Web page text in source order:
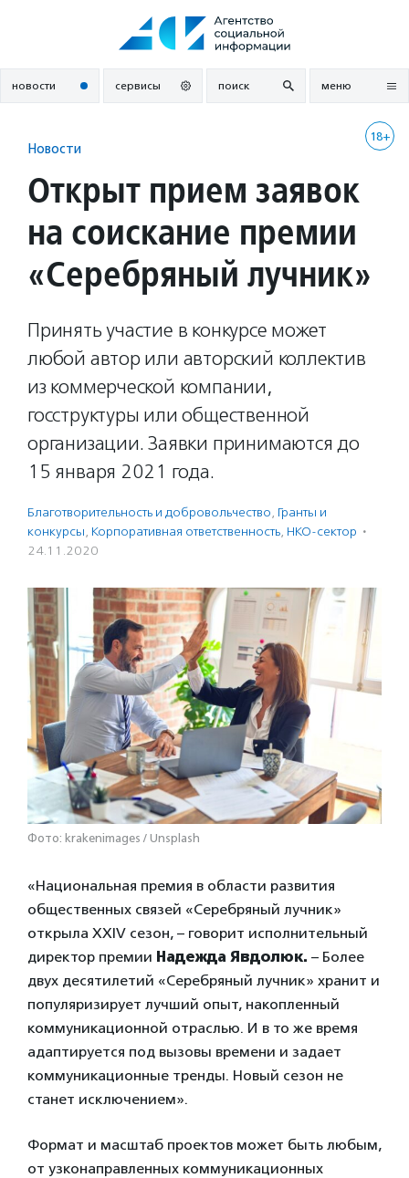
новости сервисы поиск меню
18+
Новости
Открыт прием заявок
на соискание премии
«Серебряный лучник»
Принять участие в конкурсе может
любой автор или авторский коллектив
из коммерческой компании,
госструктуры или общественной
организации. Заявки принимаются до
15 января 2021 года.
Благотвори­тель­ность и доброволь­чест­во, Гранты и
конкурсы, Корпоративная ответственность, НКО-сектор ·
24.11.2020
Фото: krakenimages / Unsplash
«Национальная премия в области развития
общественных связей «Серебряный лучник»
открыла XXIV сезон, – говорит исполнительный
директор премии Надежда Явдолюк. – Более
двух десятилетий «Серебряный лучник» хранит и
популяризирует лучший опыт, накопленный
коммуникационной отраслью. И в то же время
адаптируется под вызовы времени и задает
коммуникационные тренды. Новый сезон не
станет исключением».
Формат и масштаб проектов может быть любым,
от узконаправленных коммуникационных